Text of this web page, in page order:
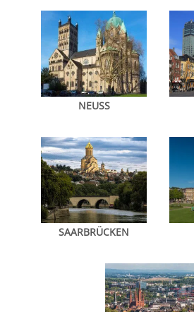
NEUSS
SAARBRÜCKEN